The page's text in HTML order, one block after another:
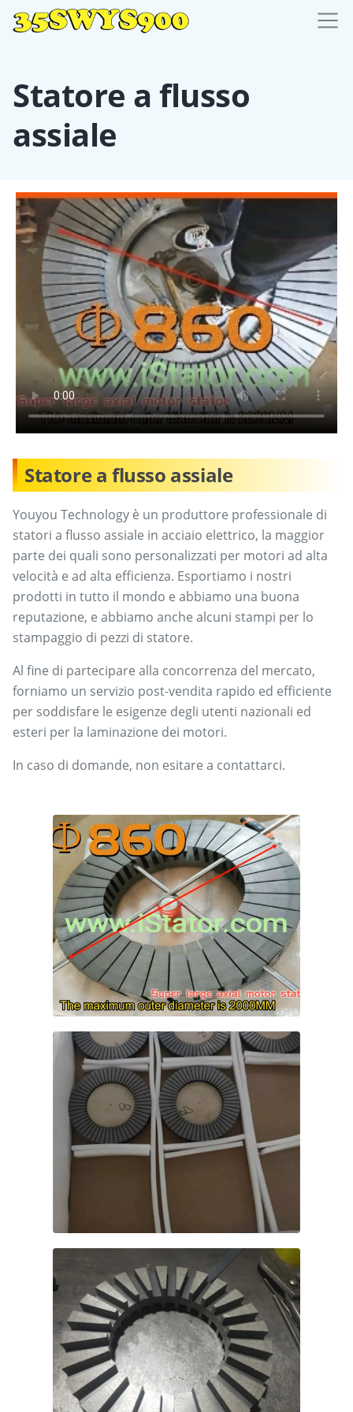
Statore a flusso
assiale
Statore a flusso assiale
Youyou Technology è un produttore professionale di
statori a flusso assiale in acciaio elettrico, la maggior
parte dei quali sono personalizzati per motori ad alta
velocità e ad alta efficienza. Esportiamo i nostri
prodotti in tutto il mondo e abbiamo una buona
reputazione, e abbiamo anche alcuni stampi per lo
stampaggio di pezzi di statore.
Al fine di partecipare alla concorrenza del mercato,
forniamo un servizio post-vendita rapido ed efficiente
per soddisfare le esigenze degli utenti nazionali ed
esteri per la laminazione dei motori.
In caso di domande, non esitare a contattarci.